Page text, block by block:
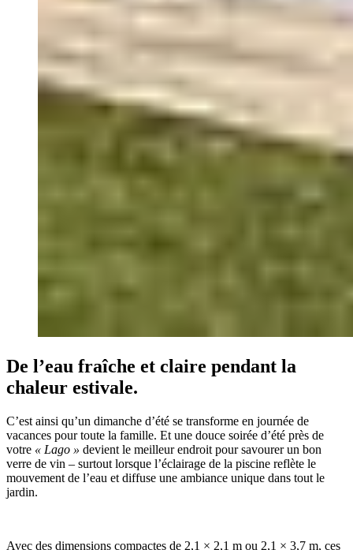
De l’eau fraîche et claire pendant la
chaleur estivale.
C’est ainsi qu’un dimanche d’été se transforme en journée de
vacances pour toute la famille. Et une douce soirée d’été près de
votre « Lago » devient le meilleur endroit pour savourer un bon
verre de vin – surtout lorsque l’éclairage de la piscine reflète le
mouvement de l’eau et diffuse une ambiance unique dans tout le
jardin.
Avec des dimensions compactes de 2,1 × 2,1 m ou 2,1 × 3,7 m, ces